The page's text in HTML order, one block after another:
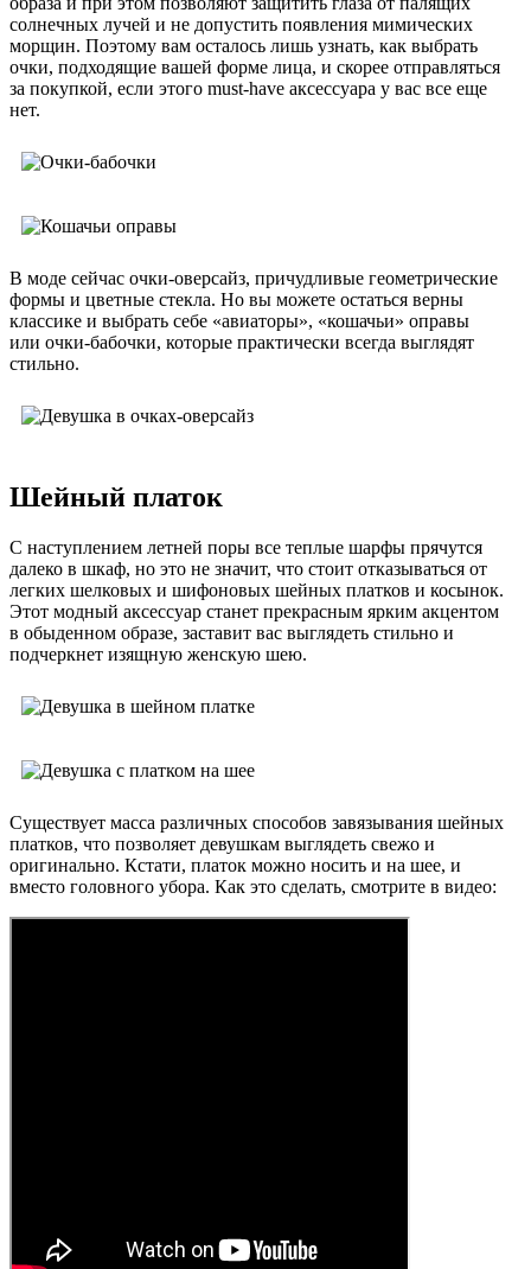
солнечных лучей и не допустить появления мимических
морщин. Поэтому вам осталось лишь узнать, как выбрать
очки, подходящие вашей форме лица, и скорее отправляться
за покупкой, если этого must-have аксессуара у вас все еще
нет.
В моде сейчас очки-оверсайз, причудливые геометрические
формы и цветные стекла. Но вы можете остаться верны
классике и выбрать себе «авиаторы», «кошачьи» оправы
или очки-бабочки, которые практически всегда выглядят
стильно.
Шейный платок
С наступлением летней поры все теплые шарфы прячутся
далеко в шкаф, но это не значит, что стоит отказываться от
легких шелковых и шифоновых шейных платков и косынок.
Этот модный аксессуар станет прекрасным ярким акцентом
в обыденном образе, заставит вас выглядеть стильно и
подчеркнет изящную женскую шею.
Существует масса различных способов завязывания шейных
платков, что позволяет девушкам выглядеть свежо и
оригинально. Кстати, платок можно носить и на шее, и
вместо головного убора. Как это сделать, смотрите в видео: